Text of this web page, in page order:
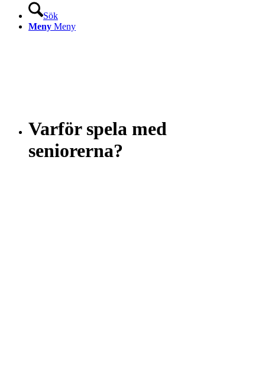
Sök
Meny Meny
Varför spela med
seniorerna?